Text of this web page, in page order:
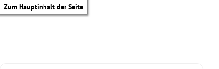
Zum Hauptinhalt der Seite